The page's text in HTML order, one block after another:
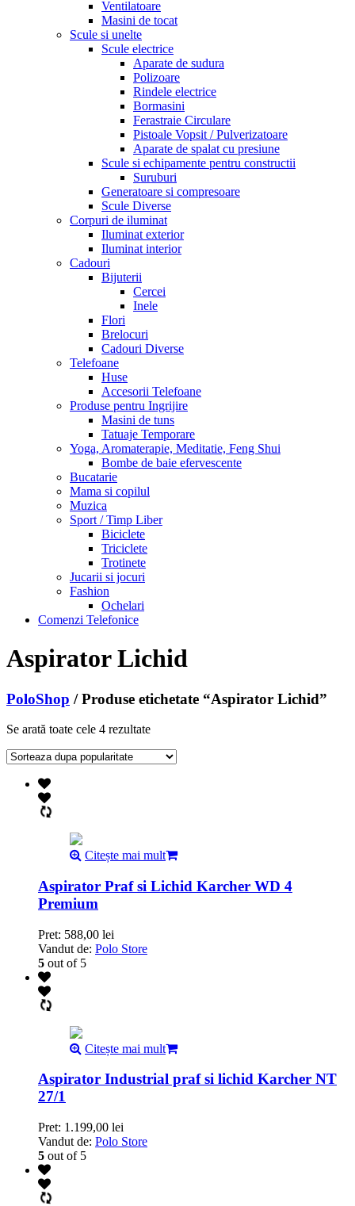
Ventilatoare
Masini de tocat
Scule si unelte
Scule electrice
Aparate de sudura
Polizoare
Rindele electrice
Bormasini
Ferastraie Circulare
Pistoale Vopsit / Pulverizatoare
Aparate de spalat cu presiune
Scule si echipamente pentru constructii
Suruburi
Generatoare si compresoare
Scule Diverse
Corpuri de iluminat
Iluminat exterior
Iluminat interior
Cadouri
Bijuterii
Cercei
Inele
Flori
Brelocuri
Cadouri Diverse
Telefoane
Huse
Accesorii Telefoane
Produse pentru Ingrijire
Masini de tuns
Tatuaje Temporare
Yoga, Aromaterapie, Meditatie, Feng Shui
Bombe de baie efervescente
Bucatarie
Mama si copilul
Muzica
Sport / Timp Liber
Biciclete
Triciclete
Trotinete
Jucarii si jocuri
Fashion
Ochelari
Comenzi Telefonice
Aspirator Lichid
PoloShop / Produse etichetate “Aspirator Lichid”
Se arată toate cele 4 rezultate
Citește mai mult
Aspirator Praf si Lichid Karcher WD 4
Premium
Pret: 588,00 lei
Vandut de: Polo Store
5 out of 5
Citește mai mult
Aspirator Industrial praf si lichid Karcher NT
27/1
Pret: 1.199,00 lei
Vandut de: Polo Store
5 out of 5